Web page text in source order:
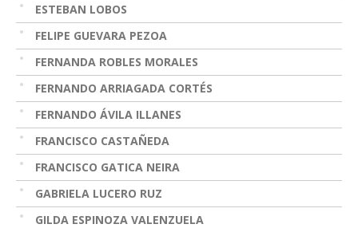
ESTEBAN LOBOS
FELIPE GUEVARA PEZOA
FERNANDA ROBLES MORALES
FERNANDO ARRIAGADA CORTÉS
FERNANDO ÁVILA ILLANES
FRANCISCO CASTAÑEDA
FRANCISCO GATICA NEIRA
GABRIELA LUCERO RUZ
GILDA ESPINOZA VALENZUELA